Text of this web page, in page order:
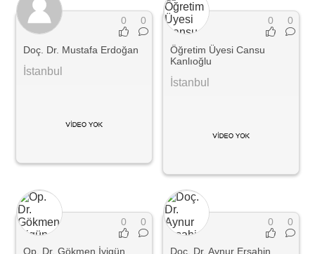
0 0
Doç. Dr. Mustafa Erdoğan
İstanbul
0 0
Öğretim Üyesi Cansu
Kanlıoğlu
İstanbul
0 0
Op. Dr. Gökmen İyigün
0 0
Doç. Dr. Aynur Erşahin